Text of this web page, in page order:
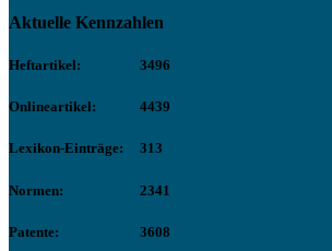
Aktuelle Kennzahlen
Heftartikel: 3496
Onlineartikel: 4439
Lexikon-Einträge: 313
Normen: 2341
Patente: 3608